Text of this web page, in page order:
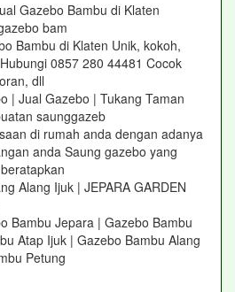
Gazebo Bambu di Klaten
bam
Bambu di Klaten Unik, kokoh,
0857 280 44481 Cocok
dll
| Jual Gazebo | Tukang Taman
saunggazeb
di rumah anda dengan adanya
anda Saung gazebo yang
Alang Ijuk | JEPARA GARDEN
Bambu Jepara | Gazebo Bambu
Atap Ijuk | Gazebo Bambu Alang
Petung